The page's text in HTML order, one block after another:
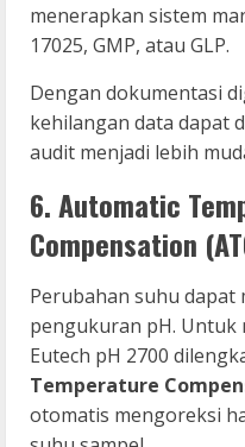
menerapkan sistem
17025, GMP, atau GLP.
Dengan dokumentasi
kehilangan data dapat
audit menjadi lebih
6. Automatic
Compensation
Perubahan suhu dapat
pengukuran pH. Untuk
Eutech pH 2700
Temperature
otomatis mengoreksi